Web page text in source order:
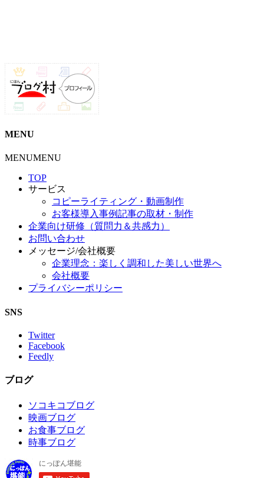
MENU
MENUMENU
TOP
サービス
コピーライティング・動画制作
お客様導入事例記事の取材・制作
企業向け研修（質問力＆共感力）
お問い合わせ
メッセージ/会社概要
企業理念：楽しく調和した美しい世界へ
会社概要
プライバシーポリシー
SNS
Twitter
Facebook
Feedly
ブログ
ソコキコブログ
映画ブログ
お食事ブログ
時事ブログ